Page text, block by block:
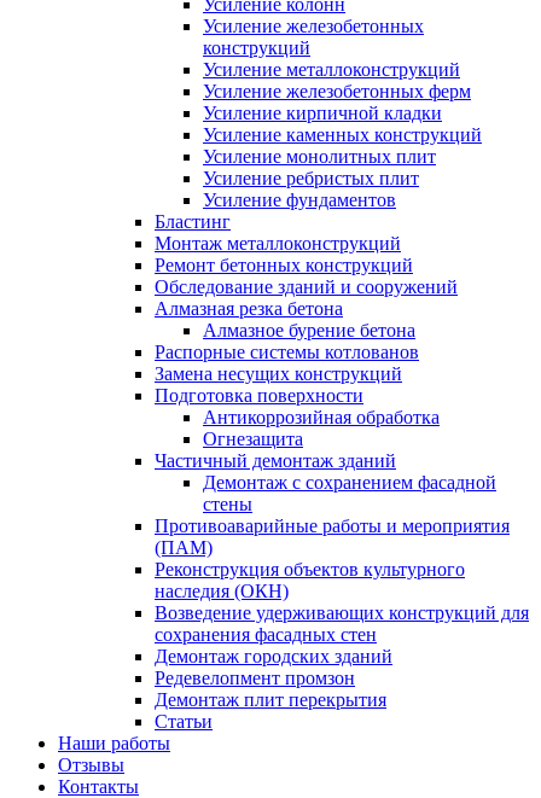
Усиление колонн
Усиление железобетонных
конструкций
Усиление металлоконструкций
Усиление железобетонных ферм
Усиление кирпичной кладки
Усиление каменных конструкций
Усиление монолитных плит
Усиление ребристых плит
Усиление фундаментов
Бластинг
Монтаж металлоконструкций
Ремонт бетонных конструкций
Обследование зданий и сооружений
Алмазная резка бетона
Алмазное бурение бетона
Распорные системы котлованов
Замена несущих конструкций
Подготовка поверхности
Антикоррозийная обработка
Огнезащита
Частичный демонтаж зданий
Демонтаж с сохранением фасадной
стены
Противоаварийные работы и мероприятия
(ПАМ)
Реконструкция объектов культурного
наследия (ОКН)
Возведение удерживающих конструкций для
сохранения фасадных стен
Демонтаж городских зданий
Редевелопмент промзон
Демонтаж плит перекрытия
Статьи
Наши работы
Отзывы
Контакты